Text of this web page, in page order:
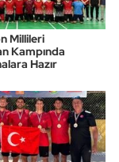
Millileri
Kampında
Hazır